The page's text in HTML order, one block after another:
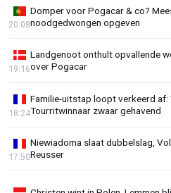
Domper voor Pogacar & co?
noodgedwongen opgeven
20:08
Landgenoot onthult opvallende
over Pogacar
19:16
Familie-uitstap loopt verkeerd af:
Tourritwinnaar zwaar gehavend
18:24
Niewiadoma slaat dubbelslag,
Reusser
17:50